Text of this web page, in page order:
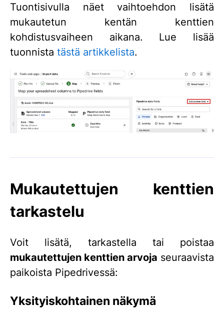
Tuontisivulla näet vaihtoehdon lisätä
mukautetun kentän kenttien
kohdistusvaiheen aikana. Lue lisää
tuonnista tästä artikkelista.
Mukautettujen kenttien
tarkastelu
Voit lisätä, tarkastella tai poistaa
mukautettujen kenttien arvoja seuraavista
paikoista Pipedrivessä:
Yksityiskohtainen näkymä